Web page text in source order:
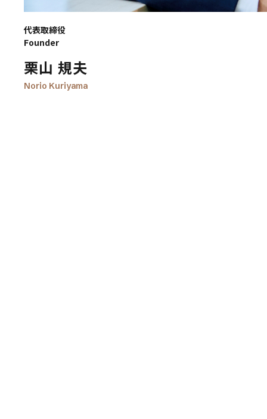
代表取締役
Founder
栗山 規夫
Norio Kuriyama